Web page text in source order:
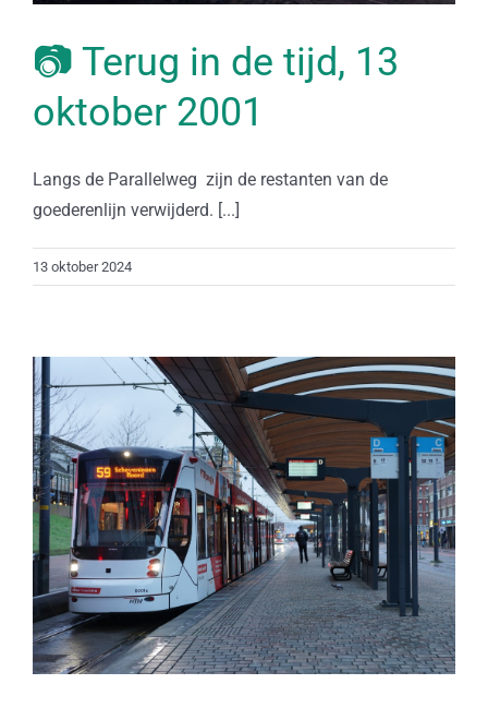
📷 Terug in de tijd, 13
oktober 2001
Langs de Parallelweg zijn de restanten van de
goederenlijn verwijderd. [...]
13 oktober 2024